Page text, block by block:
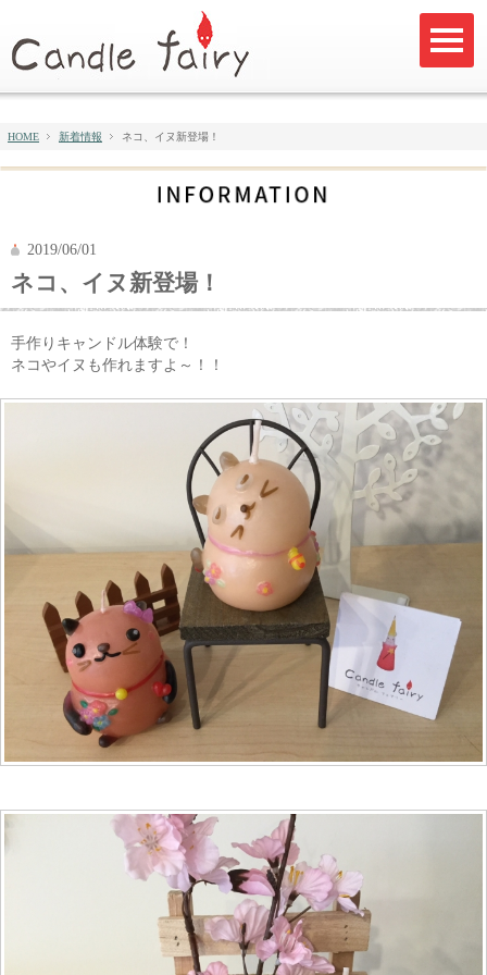
HOME 新着情報 ネコ、イヌ新登場！
2019/06/01
ネコ、イヌ新登場！
手作りキャンドル体験で！
ネコやイヌも作れますよ～！！